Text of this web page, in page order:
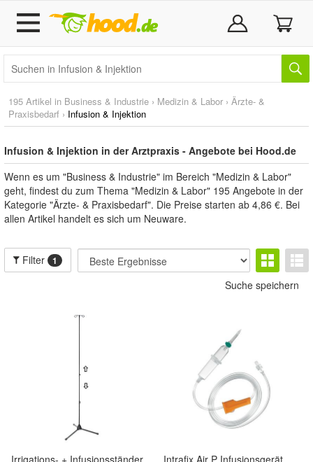
195 Artikel in Business & Industrie › Medizin & Labor › Ärzte- &
Praxisbedarf › Infusion & Injektion
Infusion & Injektion in der Arztpraxis - Angebote bei Hood.de
Wenn es um "Business & Industrie" im Bereich "Medizin & Labor"
geht, findest du zum Thema "Medizin & Labor" 195 Angebote in der
Kategorie "Ärzte- & Praxisbedarf". Die Preise starten ab 4,86 €. Bei
allen Artikel handelt es sich um Neuware.
Filter 1
Suche speichern
Irrigations- + Infusionsständer
Intrafix Air P Infusionsgerät